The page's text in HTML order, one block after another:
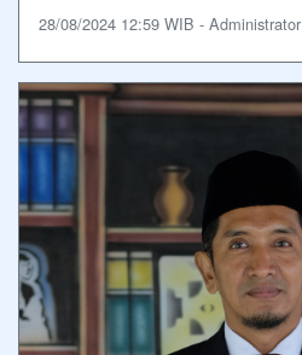
28/08/2024 12:59 WIB - Administrator